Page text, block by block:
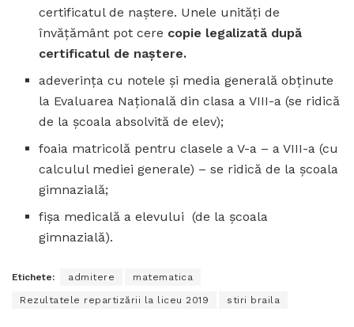
certificatul de naştere. Unele unități de
învățământ pot cere copie legalizată după
certificatul de naștere.
adeverinţa cu notele şi media generală obţinute
la Evaluarea Naţională din clasa a VIII-a (se ridică
de la școala absolvită de elev);
foaia matricolă pentru clasele a V-a – a VIII-a (cu
calculul mediei generale) – se ridică de la școala
gimnazială;
fişa medicală a elevului (de la școala
gimnazială).
Etichete: admitere matematica
Rezultatele repartizării la liceu 2019 stiri braila